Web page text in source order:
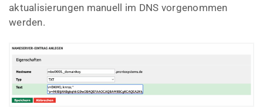
aktualisierungen manuell im DNS vorgenommen
werden.